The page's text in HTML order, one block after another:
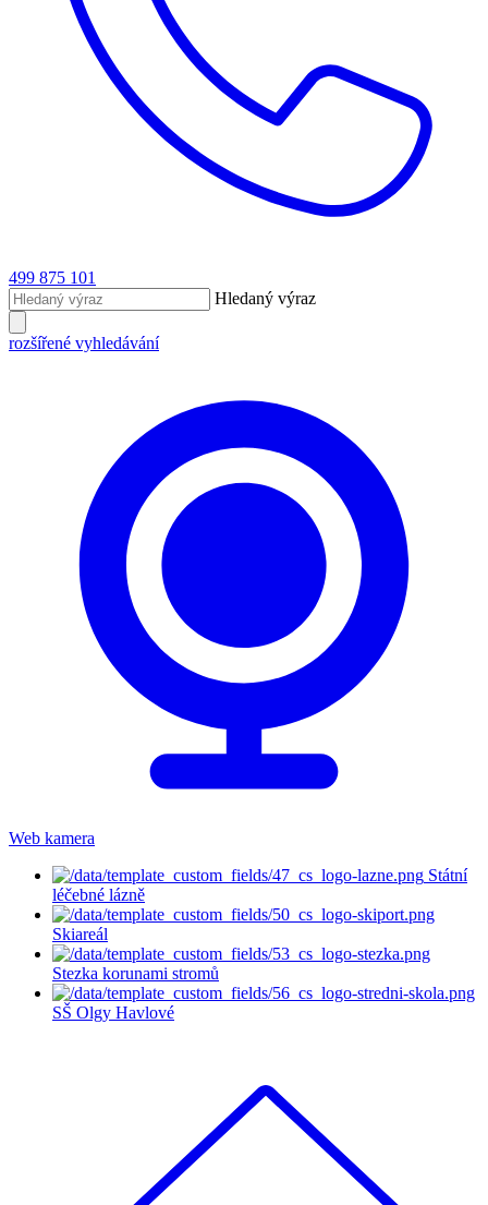
499 875 101
Hledaný výraz
rozšířené vyhledávání
Web kamera
Státní
léčebné lázně
Skiareál
Stezka korunami stromů
SŠ Olgy Havlové